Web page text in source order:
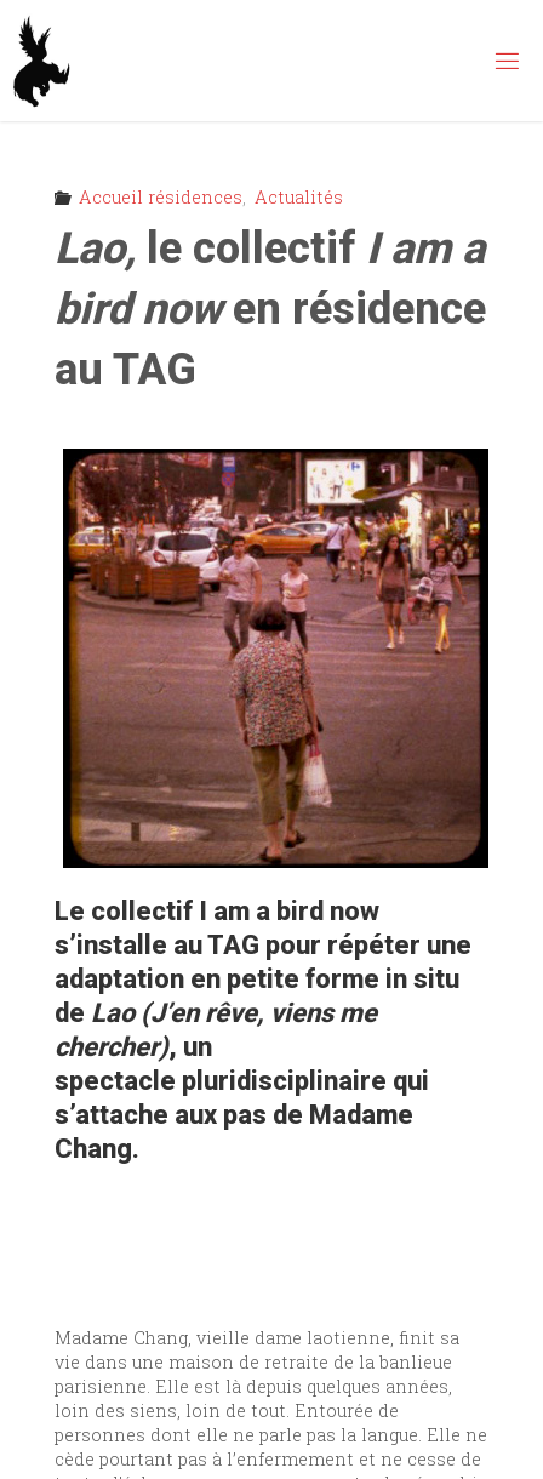
Skip
content
Accueil résidences Actualités
Lao, le collectif I am a
bird nowen résidence
au TAG
Le collectif I am a bird now
s’installe au TAG pour répéter une
adaptation en petite forme in situ
de Lao (J’en rêve, viens me
chercher), un
spectacle pluridisciplinaire qui
s’attache aux pas de Madame
Chang.
Madame Chang, vieille dame laotienne, finit sa
vie dans une maison de retraite de la banlieue
parisienne. Elle est là depuis quelques années,
loin des siens, loin de tout. Entourée de
personnes dont elle ne parle pas la langue. Elle ne
cède pourtant pas à l’enfermement et ne cesse de